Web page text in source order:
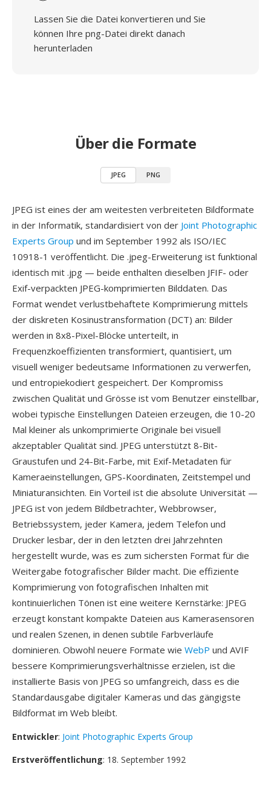
Lassen Sie die Datei konvertieren und Sie
können Ihre png-Datei direkt danach
herunterladen
Über die Formate
JPEG PNG
JPEG ist eines der am weitesten verbreiteten Bildformate
in der Informatik, standardisiert von der Joint Photographic
Experts Group und im September 1992 als ISO/IEC
10918-1 veröffentlicht. Die .jpeg-Erweiterung ist funktional
identisch mit .jpg — beide enthalten dieselben JFIF- oder
Exif-verpackten JPEG-komprimierten Bilddaten. Das
Format wendet verlustbehaftete Komprimierung mittels
der diskreten Kosinustransformation (DCT) an: Bilder
werden in 8x8-Pixel-Blöcke unterteilt, in
Frequenzkoeffizienten transformiert, quantisiert, um
visuell weniger bedeutsame Informationen zu verwerfen,
und entropiekodiert gespeichert. Der Kompromiss
zwischen Qualität und Grösse ist vom Benutzer einstellbar,
wobei typische Einstellungen Dateien erzeugen, die 10-20
Mal kleiner als unkomprimierte Originale bei visuell
akzeptabler Qualität sind. JPEG unterstützt 8-Bit-
Graustufen und 24-Bit-Farbe, mit Exif-Metadaten für
Kameraeinstellungen, GPS-Koordinaten, Zeitstempel und
Miniaturansichten. Ein Vorteil ist die absolute Universität —
JPEG ist von jedem Bildbetrachter, Webbrowser,
Betriebssystem, jeder Kamera, jedem Telefon und
Drucker lesbar, der in den letzten drei Jahrzehnten
hergestellt wurde, was es zum sichersten Format für die
Weitergabe fotografischer Bilder macht. Die effiziente
Komprimierung von fotografischen Inhalten mit
kontinuierlichen Tönen ist eine weitere Kernstärke: JPEG
erzeugt konstant kompakte Dateien aus Kamerasensoren
und realen Szenen, in denen subtile Farbverläufe
dominieren. Obwohl neuere Formate wie WebP und AVIF
bessere Komprimierungsverhältnisse erzielen, ist die
installierte Basis von JPEG so umfangreich, dass es die
Standardausgabe digitaler Kameras und das gängigste
Bildformat im Web bleibt.
Entwickler: Joint Photographic Experts Group
Erstveröffentlichung: 18. September 1992